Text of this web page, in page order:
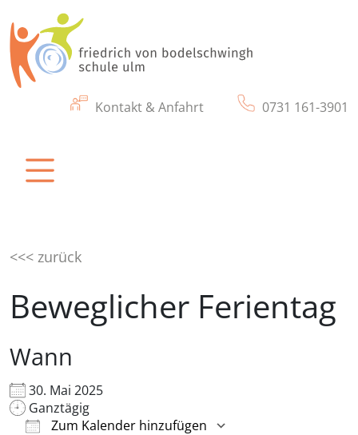
Kontakt & Anfahrt 0731 161-3901
körperlichen & motorischen Beeinträchtigung
<<< zurück
Beweglicher Ferientag
Wann
30. Mai 2025
Ganztägig
Zum Kalender hinzufügen